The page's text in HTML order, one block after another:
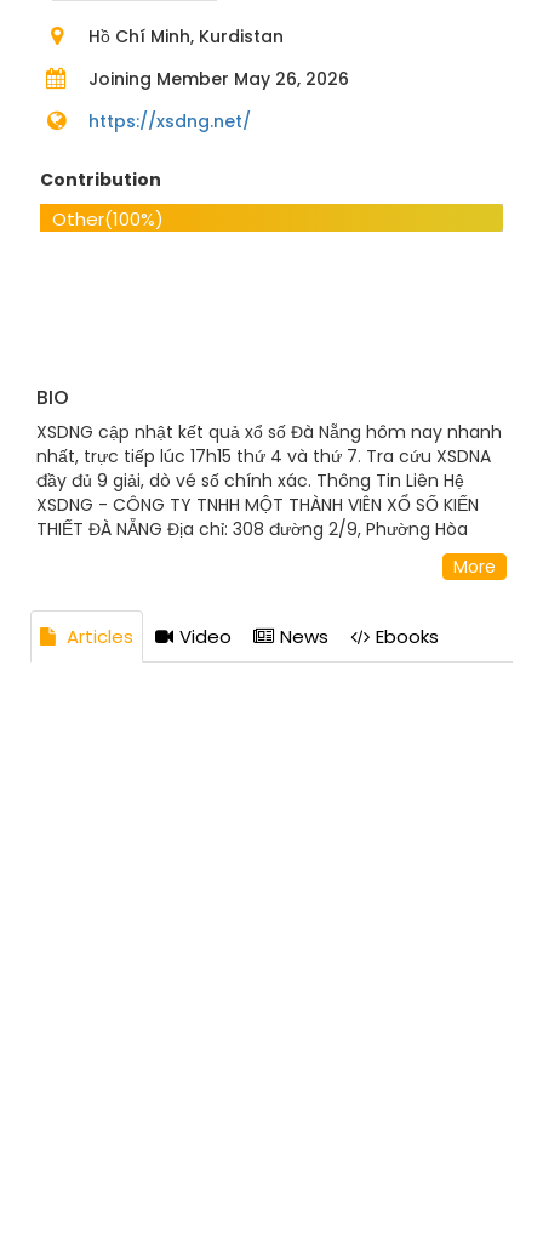
Hồ Chí Minh, Kurdistan
Joining Member May 26, 2026
https://xsdng.net/
Contribution
Other(100%)
BIO
XSDNG cập nhật kết quả xổ số Đà Nẵng hôm nay nhanh
nhất, trực tiếp lúc 17h15 thứ 4 và thứ 7. Tra cứu XSDNA
đầy đủ 9 giải, dò vé số chính xác. Thông Tin Liên Hệ
XSDNG - CÔNG TY TNHH MỘT THÀNH VIÊN XỔ SỐ KIẾN
THIẾT ĐÀ NẴNG Địa chỉ: 308 đường 2/9, Phường Hòa
More
Articles Video News Ebooks